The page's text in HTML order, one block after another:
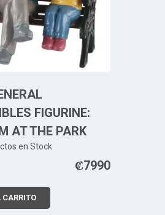
FIGURINE:
AT THE PARK
en Stock
₡7990